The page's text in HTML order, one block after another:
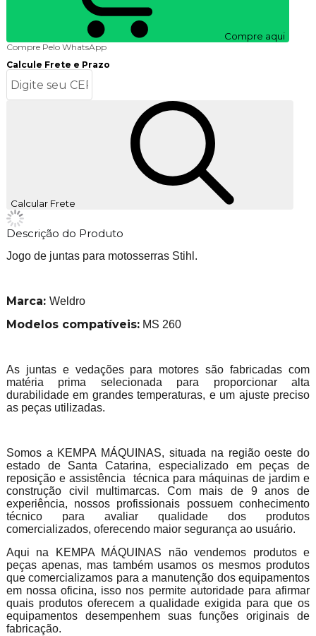
Compre aqui
Compre Pelo WhatsApp
Calcule Frete e Prazo
Calcular Frete
Descrição do Produto
Jogo de juntas para motosserras Stihl.
Marca: Weldro
Modelos compatíveis:MS 260
As juntas e vedações para motores são fabricadas com
matéria prima selecionada para proporcionar alta
durabilidade em grandes temperaturas, e um ajuste preciso
as peças utilizadas.
Somos a KEMPA MÁQUINAS, situada na região oeste do
estado de Santa Catarina, especializado em peças de
reposição e assistência técnica para máquinas de jardim e
construção civil multimarcas. Com mais de 9 anos de
experiência, nossos profissionais possuem conhecimento
técnico para avaliar qualidade dos produtos
comercializados, oferecendo maior segurança ao usuário.
Aqui na KEMPA MÁQUINAS não vendemos produtos e
peças apenas, mas também usamos os mesmos produtos
que comercializamos para a manutenção dos equipamentos
em nossa oficina, isso nos permite autoridade para afirmar
quais produtos oferecem a qualidade exigida para que os
equipamentos desempenhem suas funções originais de
fabricação.